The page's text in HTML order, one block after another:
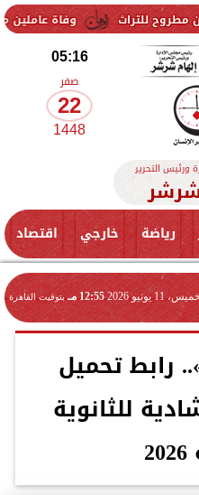
وفاة عاملين متأثرين
05:16
صفر
22
1448
ورئيس التحرير
رياضة خارجي اقتصاد
11 يونيو 2026 12:55 مـ بتوقيت القاهرة
رابط تحميل
للثانوية